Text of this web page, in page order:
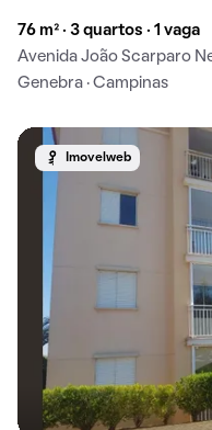
76 m² · 3 quartos · 1 vaga
Avenida João Scarparo
Genebra · Campinas
Imovelweb